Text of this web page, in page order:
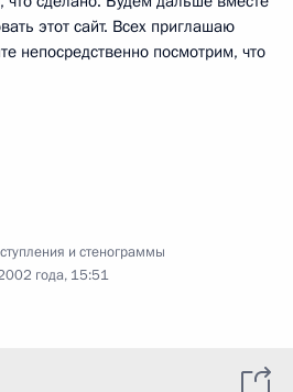
этот сайт. Всех приглашаю
непосредственно посмотрим, что
и стенограммы
года, 15:51